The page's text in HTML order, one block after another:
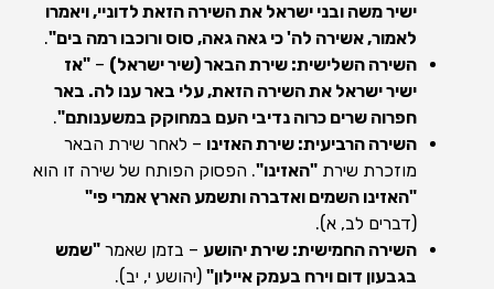
ישיר משה ובני ישראל את השירה הזאת לדוניי, ויאמרו
לאמור, אשירה לה' כי גאה גאה, סוס ורוכבו רמה בים".
השירה השלישית: שירת הבאר (שיר ישראל)–"אז
ישיר ישראל את השירה הזאת, עלי באר ענו לה. באר
חפרוה שרים כרוה נדיבי העם במחוקק במשענותם".
השירה הרביעית: שירת האזינו– לאחר שירת הבאר
מוזכרת שירת "האזינו". הפסוק הפותח של שירה זו הוא
"האזינו השמים ואדברה ותשמע הארץ אמרי פי"
(דברים לב, א).
השירה החמישית: שירת יהושע– בזמן שאמר"שמש
בגבעון דום וירח בעמק איילון"(יהושע י, יב).